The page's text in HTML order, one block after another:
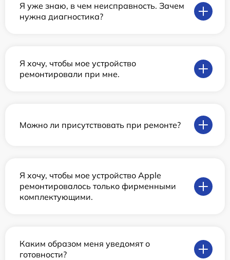
Я уже знаю, в чем неисправность. Зачем
нужна диагностика?
Я хочу, чтобы мое устройство
ремонтировали при мне.
Можно ли присутствовать при ремонте?
Я хочу, чтобы мое устройство Apple
ремонтировалось только фирменными
комплектующими.
Каким образом меня уведомят о
готовности?